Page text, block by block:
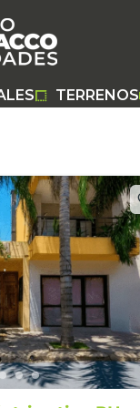
TERRENOS